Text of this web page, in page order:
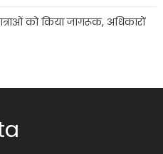
को किया जागरूक, अधिकारों